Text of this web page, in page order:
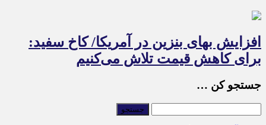
افزایش بهای بنزین در آمریکا/ کاخ سفید:
برای کاهش قیمت تلاش می‌کنیم
جستجو کن …